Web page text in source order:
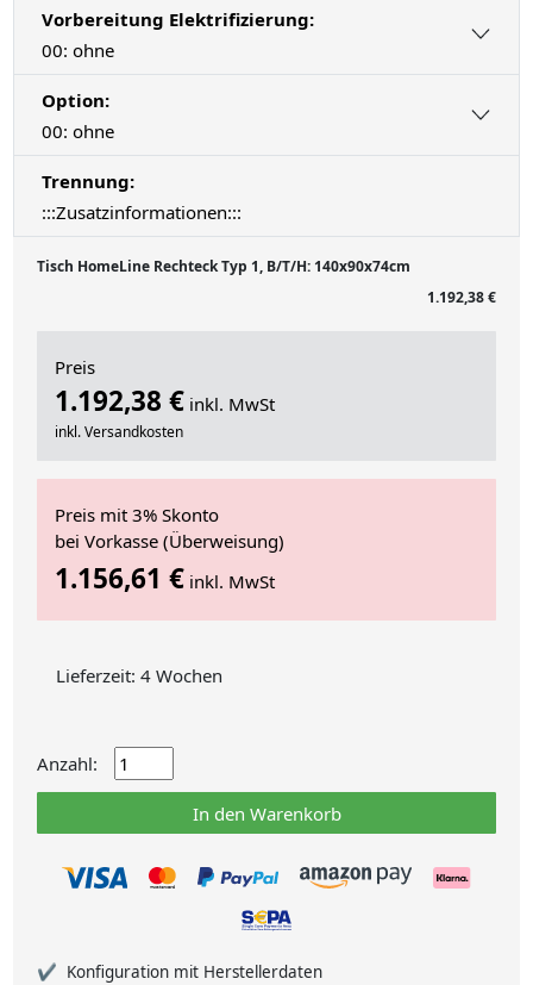
Vorbereitung Elektrifizierung:
00: ohne
Option:
00: ohne
Trennung:
:::Zusatzinformationen:::
Tisch HomeLine Rechteck Typ 1, B/T/H: 140x90x74cm
1.192,38 €
Preis
1.192,38 € inkl. MwSt
inkl. Versandkosten
Preis mit 3% Skonto
bei Vorkasse (Überweisung)
1.156,61 € inkl. MwSt
Lieferzeit: 4 Wochen
Anzahl:
In den Warenkorb
Konfiguration mit Herstellerdaten